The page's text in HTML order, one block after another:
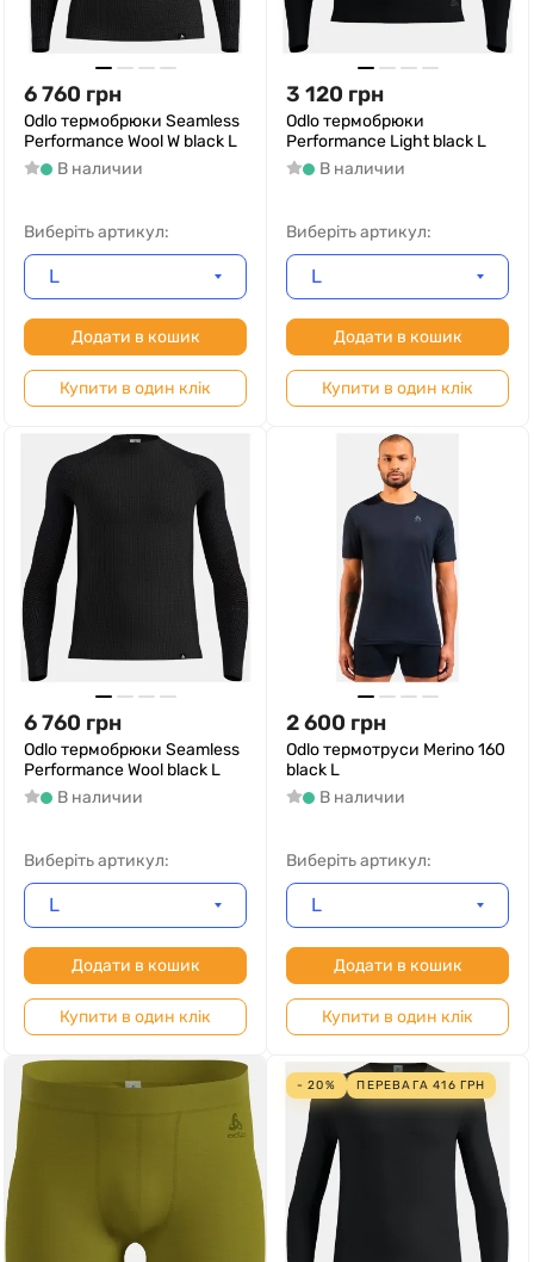
6 760 грн
Odlo термобрюки Seamless
Performance Wool W black L
В наличии
Виберіть артикул:
L
Додати в кошик
Купити в один клік
3 120 грн
Odlo термобрюки
Performance Light black L
В наличии
Виберіть артикул:
L
Додати в кошик
Купити в один клік
6 760 грн
Odlo термобрюки Seamless
Performance Wool black L
В наличии
Виберіть артикул:
L
Додати в кошик
Купити в один клік
2 600 грн
Odlo термотруси Merino 160
black L
В наличии
Виберіть артикул:
L
Додати в кошик
Купити в один клік
- 20% ПЕРЕВАГА416 ГРН